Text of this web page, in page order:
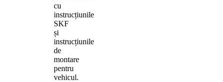
cu
instrucțiunile
SKF
și
instrucțiunile
de
montare
pentru
vehicul.